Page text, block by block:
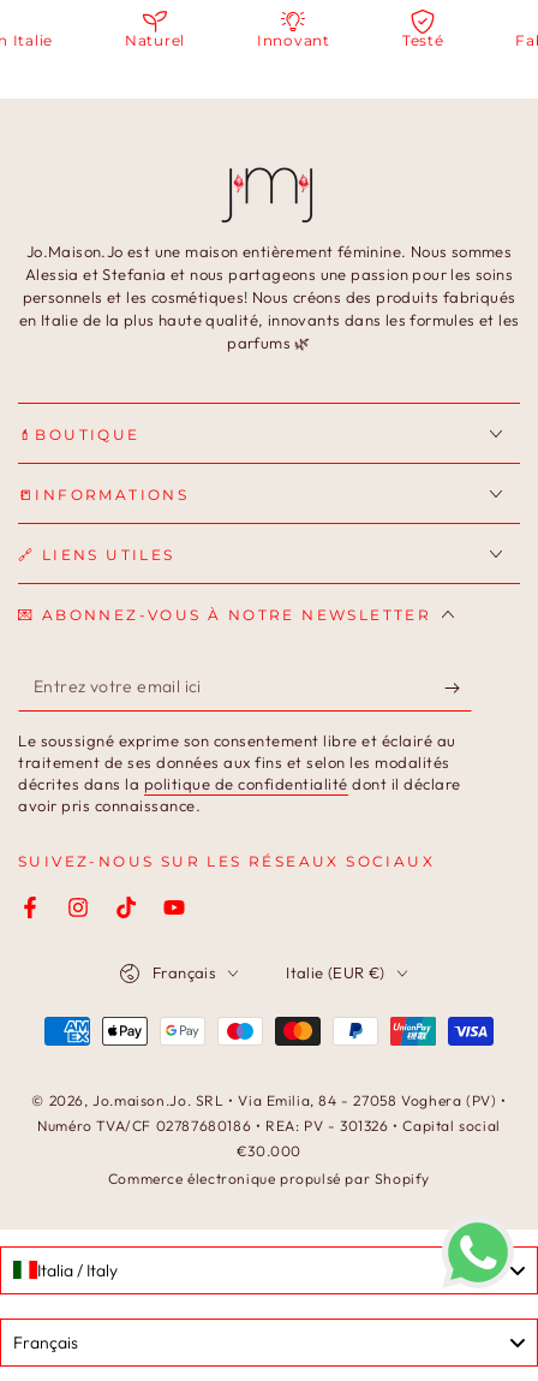
Naturel Innovant Testé
Jo.Maison.Jo est une maison entièrement féminine. Nous sommes
Alessia et Stefania et nous partageons une passion pour les soins
personnels et les cosmétiques! Nous créons des produits fabriqués
en Italie de la plus haute qualité, innovants dans les formules et les
parfums 🌿
💄BOUTIQUE
📒INFORMATIONS
🔗 LIENS UTILES
💌 ABONNEZ-VOUS À NOTRE NEWSLETTER
Entrez
votre
email
ici
Le soussigné exprime son consentement libre et éclairé au
traitement de ses données aux fins et selon les modalités
décrites dans la politique de confidentialité dont il déclare
avoir pris connaissance.
SUIVEZ-NOUS SUR LES RÉSEAUX SOCIAUX
FacebookInstagramTikTokYouTube
© 2026,Jo.maison.Jo. SRL • Via Emilia, 84 - 27058 Voghera (PV) •
Numéro TVA/CF 02787680186 • REA: PV - 301326 • Capital social
€30.000
Commerce électronique propulsé par Shopify
Français Italie (EUR €)
Modes
paiement
Italia / Italy
Français